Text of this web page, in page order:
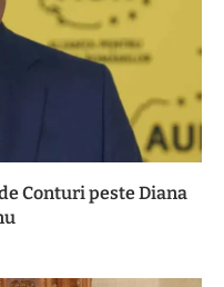
Conturi peste Diana